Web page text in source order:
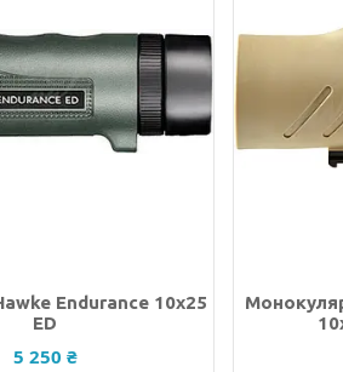
Endurance 10х25
ED
5 250 ₴